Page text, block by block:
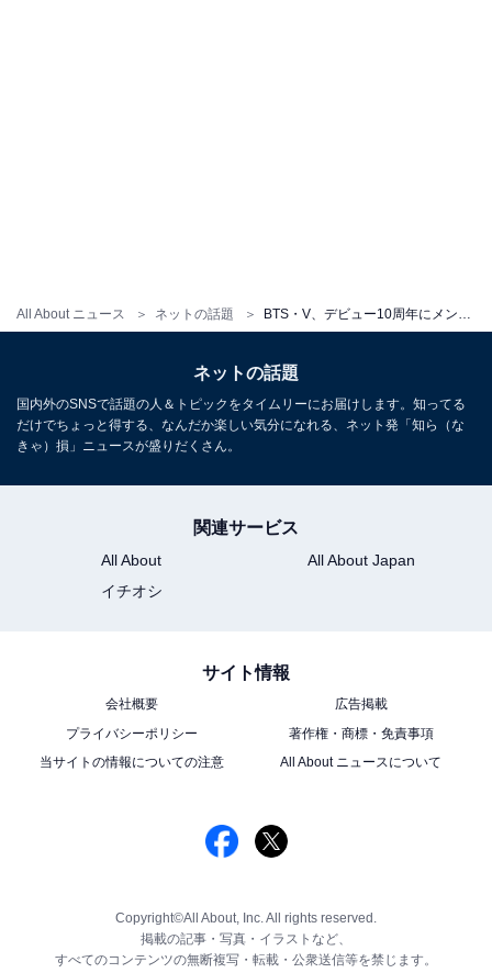
All About ニュース ネットの話題 BTS・V、デビュー10周年にメンバーとのオフショットを大量投稿！ 「素の姿が見られて尊い」「泣きそう」
ネットの話題
国内外のSNSで話題の人＆トピックをタイムリーにお届けします。知ってる
だけでちょっと得する、なんだか楽しい気分になれる、ネット発「知ら（な
きゃ）損」ニュースが盛りだくさん。
関連サービス
All About
All About Japan
イチオシ
サイト情報
会社概要
広告掲載
プライバシーポリシー
著作権・商標・免責事項
当サイトの情報についての注意
All About ニュースについて
Copyright©All About, Inc. All rights reserved.
掲載の記事・写真・イラストなど、
すべてのコンテンツの無断複写・転載・公衆送信等を禁じます。